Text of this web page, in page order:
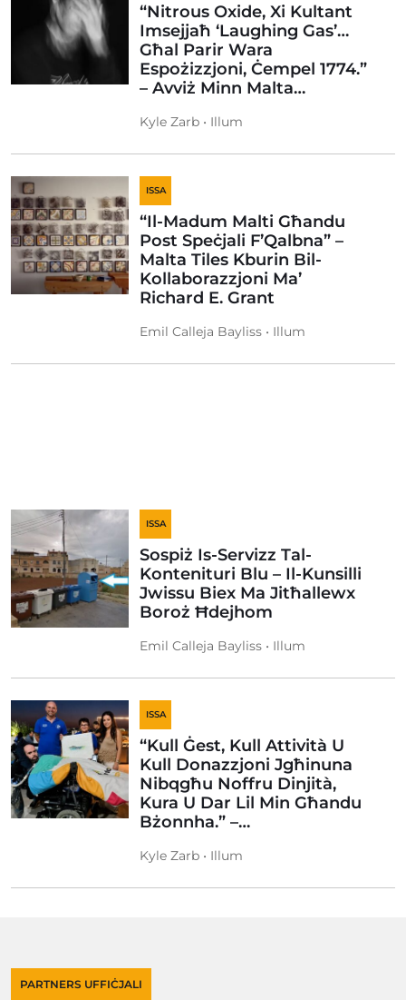
“Nitrous Oxide, Xi Kultant
Imsejjaħ ‘Laughing Gas’…
Għal Parir Wara
Espożizzjoni, Ċempel 1774.”
– Avviż Minn Malta…
Kyle Zarb • Illum
ISSA
“Il-Madum Malti Għandu
Post Speċjali F’Qalbna” –
Malta Tiles Kburin Bil-
Kollaborazzjoni Ma’
Richard E. Grant
Emil Calleja Bayliss • Illum
ISSA
Sospiż Is-Servizz Tal-
Kontenituri Blu – Il-Kunsilli
Jwissu Biex Ma Jitħallewx
Boroż Ħdejhom
Emil Calleja Bayliss • Illum
ISSA
“Kull Ġest, Kull Attività U
Kull Donazzjoni Jgħinuna
Nibqgħu Noffru Dinjità,
Kura U Dar Lil Min Għandu
Bżonnha.” –…
Kyle Zarb • Illum
PARTNERS UFFIĊJALI